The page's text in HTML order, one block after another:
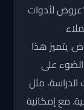
لأدوات
يتميز هذا
على
مثل
مع إمكانية